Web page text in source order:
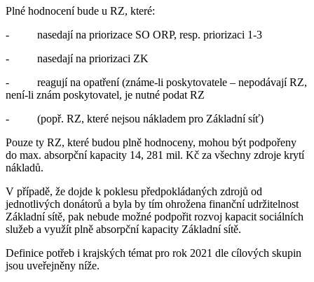
Plné hodnocení bude u RZ, které:
- nasedají na priorizace SO ORP, resp. priorizaci 1-3
- nasedají na priorizaci ZK
- reagují na opatření (známe-li poskytovatele – nepodávají RZ,
není-li znám poskytovatel, je nutné podat RZ
- (popř. RZ, které nejsou nákladem pro Základní síť)
Pouze ty RZ, které budou plně hodnoceny, mohou být podpořeny
do max. absorpční kapacity 14, 281 mil. Kč za všechny zdroje krytí
nákladů.
V případě, že dojde k poklesu předpokládaných zdrojů od
jednotlivých donátorů a byla by tím ohrožena finanční udržitelnost
Základní sítě, pak nebude možné podpořit rozvoj kapacit sociálních
služeb a využít plně absorpční kapacity Základní sítě.
Definice potřeb i krajských témat pro rok 2021 dle cílových skupin
jsou uveřejněny níže.